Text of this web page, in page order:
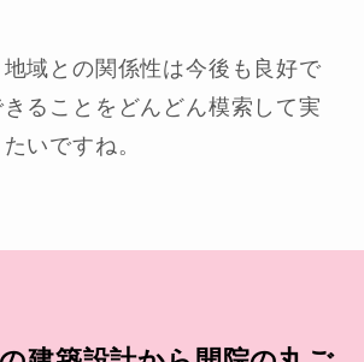
域との関係性は今後も良好で
ることをどんどん模索して実
いですね。